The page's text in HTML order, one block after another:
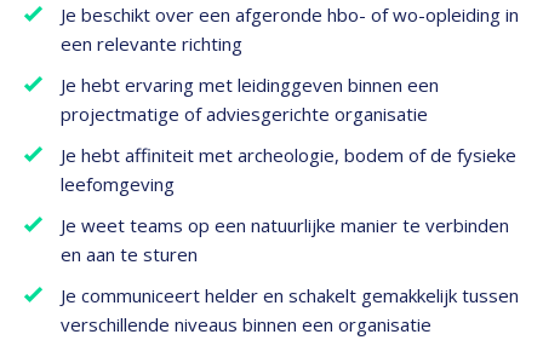
Je beschikt over een afgeronde hbo- of wo-opleiding in
een relevante richting
Je hebt ervaring met leidinggeven binnen een
projectmatige of adviesgerichte organisatie
Je hebt affiniteit met archeologie, bodem of de fysieke
leefomgeving
Je weet teams op een natuurlijke manier te verbinden
en aan te sturen
Je communiceert helder en schakelt gemakkelijk tussen
verschillende niveaus binnen een organisatie